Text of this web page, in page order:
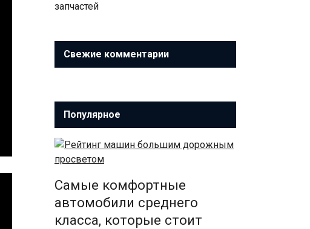
запчастей
Свежие комментарии
Популярное
Самые комфортные
автомобили среднего
класса, которые стоит